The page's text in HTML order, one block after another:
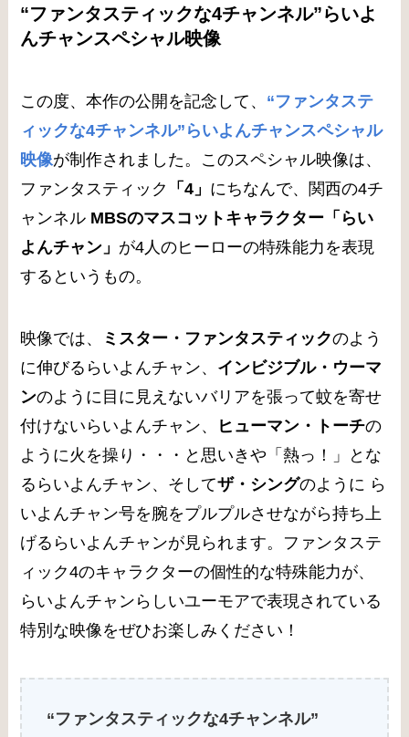
“ファンタスティックな4チャンネル”らいよ
んチャンスペシャル映像
この度、本作の公開を記念して、 “ファンタステ
ィックな4チャンネル”らいよんチャンスペシャル
映像が制作されました。このスペシャル映像は、
ファンタスティック
「4」 にちなんで、関西の4チ
ャンネル MBSのマスコットキャラクター「らい
よんチャン」 が4人のヒーローの特殊能力を表現
するというもの。
映像では、 ミスター・ファンタスティックのよう
に伸びるらいよんチャン、 インビジブル・ウーマ
ンのように目に見えないバリアを張って蚊を寄せ
付けないらいよんチャン、
ヒューマン・トーチの
ように火を操り・・・と思いきや「熱っ！」とな
るらいよんチャン、そしてザ・シングのように ら
いよんチャン号を腕をプルプルさせながら持ち上
げるらいよんチャンが見られます。ファンタステ
ィック4のキャラクターの個性的な特殊能力が、
らいよんチャンらしいユーモアで表現されている
特別な映像をぜひお楽しみください！
“ファンタスティックな4チャンネル”